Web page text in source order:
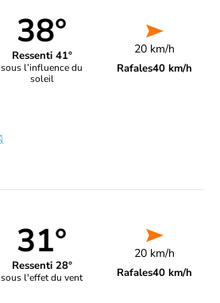
38°
Ressenti 41°
sous l’influence du
soleil
20 km/h
Rafales40 km/h
31°
Ressenti 28°
sous l'effet du vent
20 km/h
Rafales40 km/h